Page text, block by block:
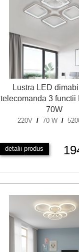
Lustra LED
telecomanda 3 functii
70W
220V / 70 W /
detalii produs